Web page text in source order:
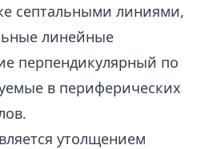
септальными линиями,
линейные
перпендикулярный по
в периферических
утолщением